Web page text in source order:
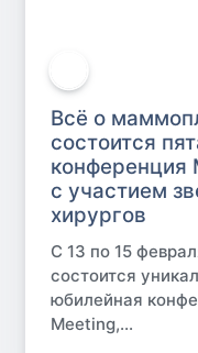
Всё о
состоится
конференция
с участием
хирургов
С 13 по 15
состоится
юбилейная
Meeting,...